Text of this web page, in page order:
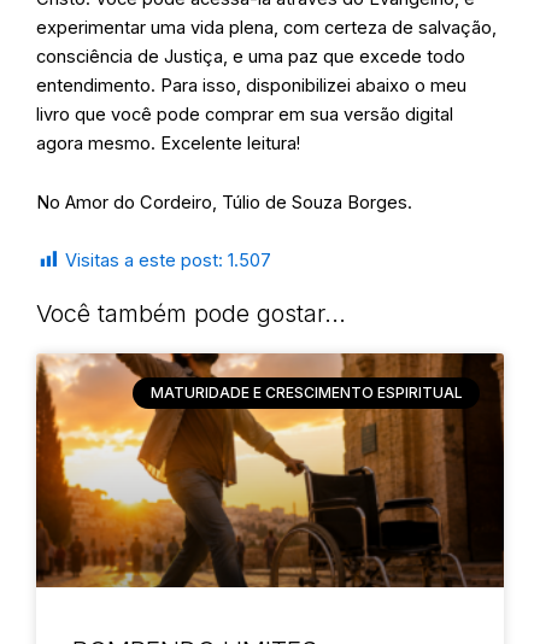
experimentar uma vida plena, com certeza de salvação,
consciência de Justiça, e uma paz que excede todo
entendimento. Para isso, disponibilizei abaixo o meu
livro que você pode comprar em sua versão digital
agora mesmo. Excelente leitura!
No Amor do Cordeiro, Túlio de Souza Borges.
Visitas a este post: 1.507
Você também pode gostar...
MATURIDADE E CRESCIMENTO ESPIRITUAL